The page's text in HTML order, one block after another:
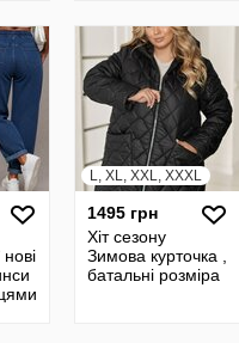
L, XL, XXL, XXXL
1495 грн
Хіт сезону
Зимова курточка ,
батальні розміра